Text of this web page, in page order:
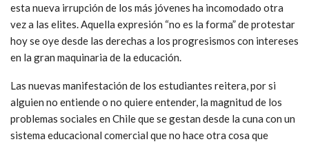
esta nueva irrupción de los más jóvenes ha incomodado otra
vez a las elites. Aquella expresión “no es la forma” de protestar
hoy se oye desde las derechas a los progresismos con intereses
en la gran maquinaria de la educación.
Las nuevas manifestación de los estudiantes reitera, por si
alguien no entiende o no quiere entender, la magnitud de los
problemas sociales en Chile que se gestan desde la cuna con un
sistema educacional comercial que no hace otra cosa que